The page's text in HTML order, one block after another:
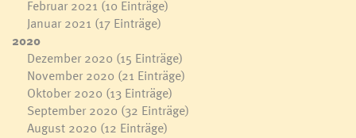
Februar 2021 (10 Einträge)
Januar 2021 (17 Einträge)
2020
Dezember 2020 (15 Einträge)
November 2020 (21 Einträge)
Oktober 2020 (13 Einträge)
September 2020 (32 Einträge)
August 2020 (12 Einträge)